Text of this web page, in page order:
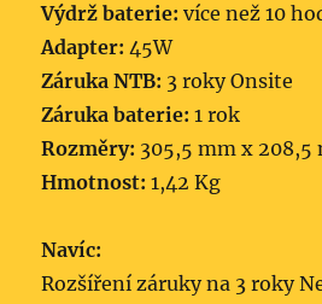
Výdrž baterie: více než 10
Adapter: 45W
Záruka NTB: 3 roky Onsite
Záruka baterie: 1 rok
Rozměry: 305,5 mm x 208,5
Hmotnost: 1,42 Kg
Navíc:
Rozšíření záruky na 3 roky